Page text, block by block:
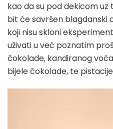
kao da su pod dekicom uz
bit će savršen blagdanski
koji nisu skloni
uživati u već poznatim
čokolade, kandiranog
bijele čokolade, te